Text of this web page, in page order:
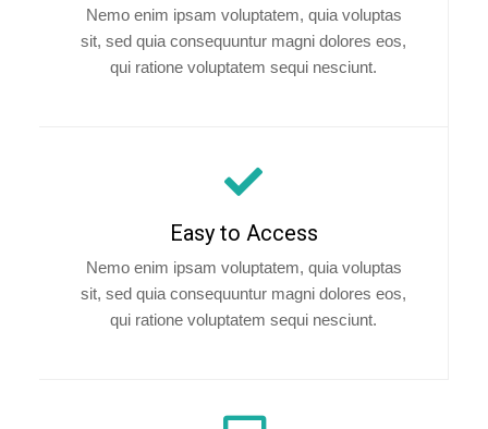
Nemo enim ipsam voluptatem, quia voluptas
sit, sed quia consequuntur magni dolores eos,
qui ratione voluptatem sequi nesciunt.
Easy to Access
Nemo enim ipsam voluptatem, quia voluptas
sit, sed quia consequuntur magni dolores eos,
qui ratione voluptatem sequi nesciunt.